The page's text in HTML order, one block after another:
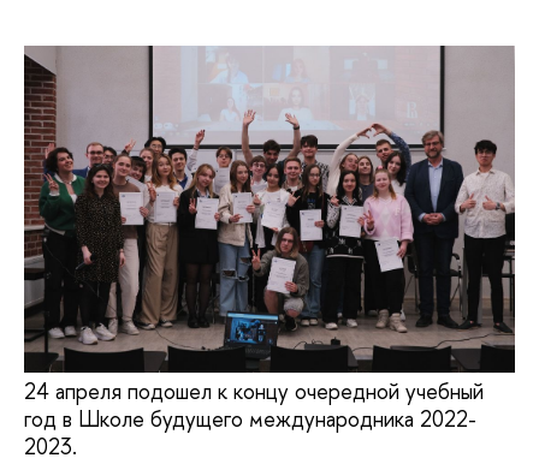
24 апреля подошел к концу очередной учебный
год в Школе будущего международника 2022-
2023.